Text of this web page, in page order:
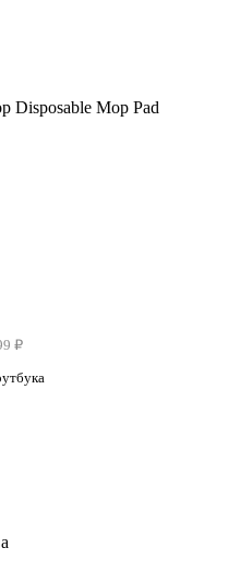
Disposable Mop Pad
₽